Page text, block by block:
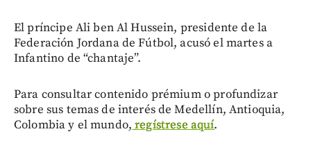
El príncipe Ali ben Al Hussein, presidente de la
Federación Jordana de Fútbol, acusó el martes a
Infantino de “chantaje”.
Para consultar contenido prémium o profundizar
sobre sus temas de interés de Medellín, Antioquia,
Colombia y el mundo, regístrese aquí.